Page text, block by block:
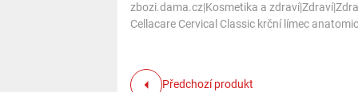
zbozi.dama.cz|Kosmetika a zdraví|Zdraví|
Cellacare Cervical Classic krční límec
Předchozí produkt